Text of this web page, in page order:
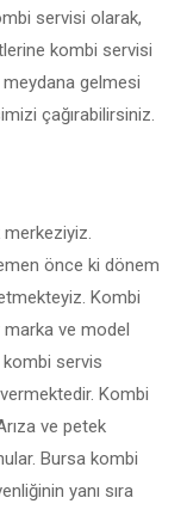
servisi olarak,
kombi servisi
gelmesi
çağırabilirsiniz.
önce ki dönem
Kombi
ve model
servis
Kombi
ve petek
Bursa kombi
yanı sıra